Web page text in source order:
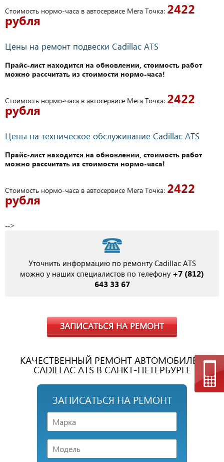
Стоимость нормо-часа в автосервисе Мега Точка: 2422
рубля
Цены на ремонт подвески Cadillac ATS
Прайс-лист находится на обновлении, стоимость работ
можно рассчитать из стоимости нормо-часа!
Стоимость нормо-часа в автосервисе Мега Точка: 2422
рубля
Цены на техническое обслуживание Cadillac ATS
Прайс-лист находится на обновлении, стоимость работ
можно рассчитать из стоимости нормо-часа!
Стоимость нормо-часа в автосервисе Мега Точка: 2422
рубля
-->
Уточнить информацию по ремонту Cadillac ATS
можно у наших специалистов по телефону +7 (812)
643 33 67
ЗАПИСАТЬСЯ НА РЕМОНТ
КАЧЕСТВЕННЫЙ РЕМОНТ АВТОМОБИЛЕЙ
CADILLAC ATS В САНКТ-ПЕТЕРБУРГЕ
ЗАПИСАТЬСЯ НА РЕМОНТ